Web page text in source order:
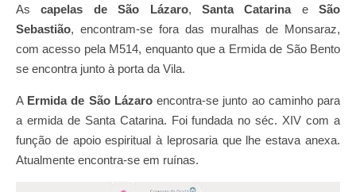
Ascapelas de São Lázaro, Santa Catarinae São
Sebastião, encontram-se fora das muralhas de Monsaraz,
com acesso pela M514, enquanto que a Ermida de São Bento
se encontra junto à porta da Vila.
A Ermida de São Lázaroencontra-se junto ao caminho para
a ermida de Santa Catarina. Foi fundada no séc. XIV com a
função de apoio espiritual à leprosaria que lhe estava anexa.
Atualmente encontra-se em ruínas.